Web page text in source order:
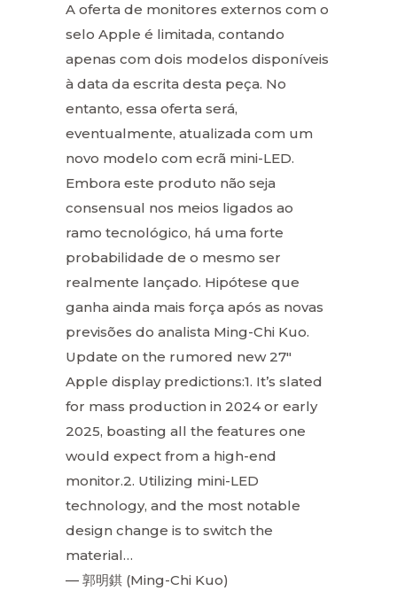
A oferta de monitores externos com o
selo Apple é limitada, contando
apenas com dois modelos disponíveis
à data da escrita desta peça. No
entanto, essa oferta será,
eventualmente, atualizada com um
novo modelo com ecrã mini-LED.
Embora este produto não seja
consensual nos meios ligados ao
ramo tecnológico, há uma forte
probabilidade de o mesmo ser
realmente lançado. Hipótese que
ganha ainda mais força após as novas
previsões do analista Ming-Chi Kuo.
Update on the rumored new 27″
Apple display predictions:1. It’s slated
for mass production in 2024 or early
2025, boasting all the features one
would expect from a high-end
monitor.2. Utilizing mini-LED
technology, and the most notable
design change is to switch the
material…
— 郭明錤 (Ming-Chi Kuo)